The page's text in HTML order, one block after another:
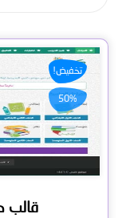
تخفيض!
50%
قالب